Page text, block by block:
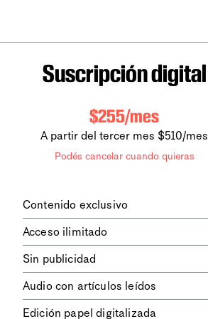
Suscripción digital
$255/mes
A partir del tercer mes $510/mes
Podés cancelar cuando quieras
Contenido exclusivo
digitales dela diaria
los contenidos de Le Monde
diplomatique.
Acceso ilimitado
contenidos.
Sin publicidad
publicitarios.
Audio con artículos leídos
Edición papel digitalizada